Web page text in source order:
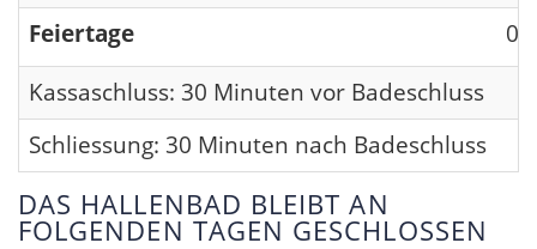
Feiertage
Kassaschluss: 30 Minuten vor Badeschluss
Schliessung: 30 Minuten nach Badeschluss
DAS HALLENBAD BLEIBT AN
FOLGENDEN TAGEN GESCHLOSSEN